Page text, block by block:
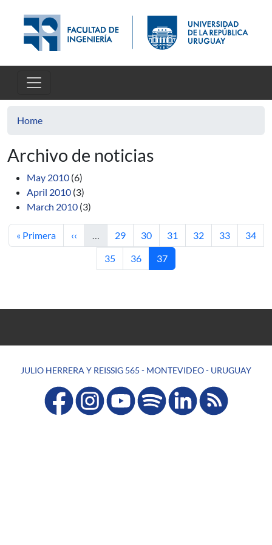
Home
Archivo de noticias
May 2010 (6)
April 2010 (3)
March 2010 (3)
First page
« Primera Previous page
‹‹ … Page
29 Page
30 Page
31 Page
32 Page
33 Page
34
Page
35 Page
36 Current page
37
JULIO HERRERA Y REISSIG 565 - MONTEVIDEO - URUGUAY